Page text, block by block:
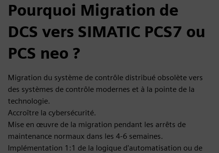
Pourquoi Migration de
DCS vers SIMATIC PCS7 ou
PCS neo ?
Migration du système de contrôle distribué obsolète vers
des systèmes de contrôle modernes et à la pointe de la
technologie.
Accroître la cybersécurité.
Mise en œuvre de la migration pendant les arrêts de
maintenance normaux dans les 4-6 semaines.
Implémentation 1:1 de la logique d'automatisation ou de